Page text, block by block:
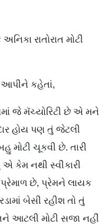
રાતોરાત મોટી
આપીને કહેતાં,
જે મૅચ્યોરિટી છે એ મને
હોય પણ તું જેટલી
ચૂકવી છે. તારી
એ કેમ નથી સ્વીકારી
છે, પ્રેમને લાયક
બેસી રહીશ તો તું
આટલી મોટી સજા નહીં